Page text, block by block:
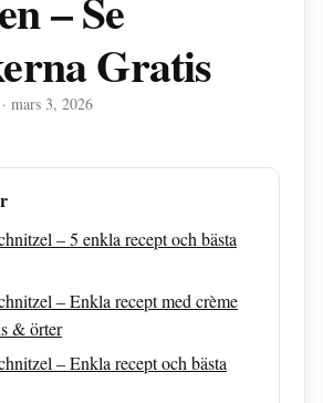
Gratis
mars 3, 2026
– 5 enkla recept och bästa
– Enkla recept med crème
& örter
– Enkla recept och bästa